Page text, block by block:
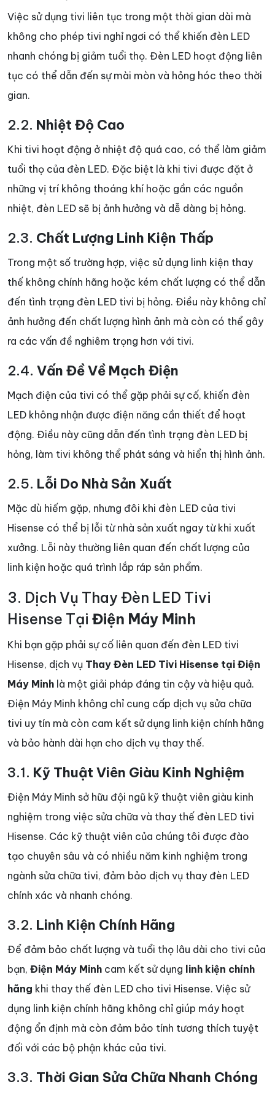
Việc sử dụng tivi liên tục trong một thời gian dài mà
không cho phép tivi nghỉ ngơi có thể khiến đèn LED
nhanh chóng bị giảm tuổi thọ. Đèn LED hoạt động liên
tục có thể dẫn đến sự mài mòn và hỏng hóc theo thời
gian.
2.2. Nhiệt Độ Cao
Khi tivi hoạt động ở nhiệt độ quá cao, có thể làm giảm
tuổi thọ của đèn LED. Đặc biệt là khi tivi được đặt ở
những vị trí không thoáng khí hoặc gần các nguồn
nhiệt, đèn LED sẽ bị ảnh hưởng và dễ dàng bị hỏng.
2.3. Chất Lượng Linh Kiện Thấp
Trong một số trường hợp, việc sử dụng linh kiện thay
thế không chính hãng hoặc kém chất lượng có thể dẫn
đến tình trạng đèn LED tivi bị hỏng. Điều này không chỉ
ảnh hưởng đến chất lượng hình ảnh mà còn có thể gây
ra các vấn đề nghiêm trọng hơn với tivi.
2.4. Vấn Đề Về Mạch Điện
Mạch điện của tivi có thể gặp phải sự cố, khiến đèn
LED không nhận được điện năng cần thiết để hoạt
động. Điều này cũng dẫn đến tình trạng đèn LED bị
hỏng, làm tivi không thể phát sáng và hiển thị hình ảnh.
2.5. Lỗi Do Nhà Sản Xuất
Mặc dù hiếm gặp, nhưng đôi khi đèn LED của tivi
Hisense có thể bị lỗi từ nhà sản xuất ngay từ khi xuất
xưởng. Lỗi này thường liên quan đến chất lượng của
linh kiện hoặc quá trình lắp ráp sản phẩm.
3. Dịch Vụ Thay Đèn LED Tivi
Hisense Tại Điện Máy Minh
Khi bạn gặp phải sự cố liên quan đến đèn LED tivi
Hisense, dịch vụ Thay Đèn LED Tivi Hisense tại Điện
Máy Minh là một giải pháp đáng tin cậy và hiệu quả.
Điện Máy Minh không chỉ cung cấp dịch vụ sửa chữa
tivi uy tín mà còn cam kết sử dụng linh kiện chính hãng
và bảo hành dài hạn cho dịch vụ thay thế.
3.1. Kỹ Thuật Viên Giàu Kinh Nghiệm
Điện Máy Minh sở hữu đội ngũ kỹ thuật viên giàu kinh
nghiệm trong việc sửa chữa và thay thế đèn LED tivi
Hisense. Các kỹ thuật viên của chúng tôi được đào
tạo chuyên sâu và có nhiều năm kinh nghiệm trong
ngành sửa chữa tivi, đảm bảo dịch vụ thay đèn LED
chính xác và nhanh chóng.
3.2. Linh Kiện Chính Hãng
Để đảm bảo chất lượng và tuổi thọ lâu dài cho tivi của
bạn, Điện Máy Minh cam kết sử dụng linh kiện chính
hãng khi thay thế đèn LED cho tivi Hisense. Việc sử
dụng linh kiện chính hãng không chỉ giúp máy hoạt
động ổn định mà còn đảm bảo tính tương thích tuyệt
đối với các bộ phận khác của tivi.
3.3. Thời Gian Sửa Chữa Nhanh Chóng